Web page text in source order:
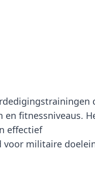
en fitnessniveaus.
effectief
voor militaire
voor